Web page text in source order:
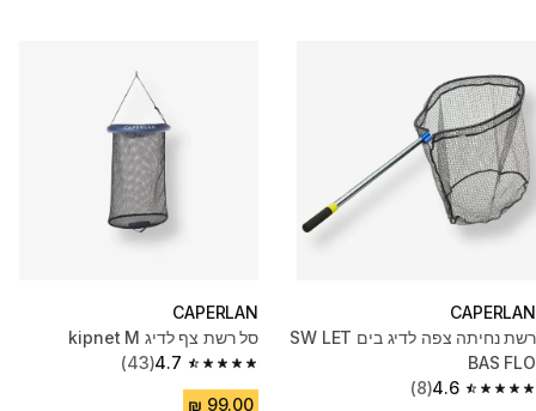
CAPERLAN
רשת נחיתה צפה לדיג בים SW LET
BAS FLO
4.6
4.6 out of 5 stars from 8 reviews
(8)
CAPERLAN
סל רשת צף לדיג kipnet M
4.7
4.7 out of 5 stars from 43 reviews
(43)